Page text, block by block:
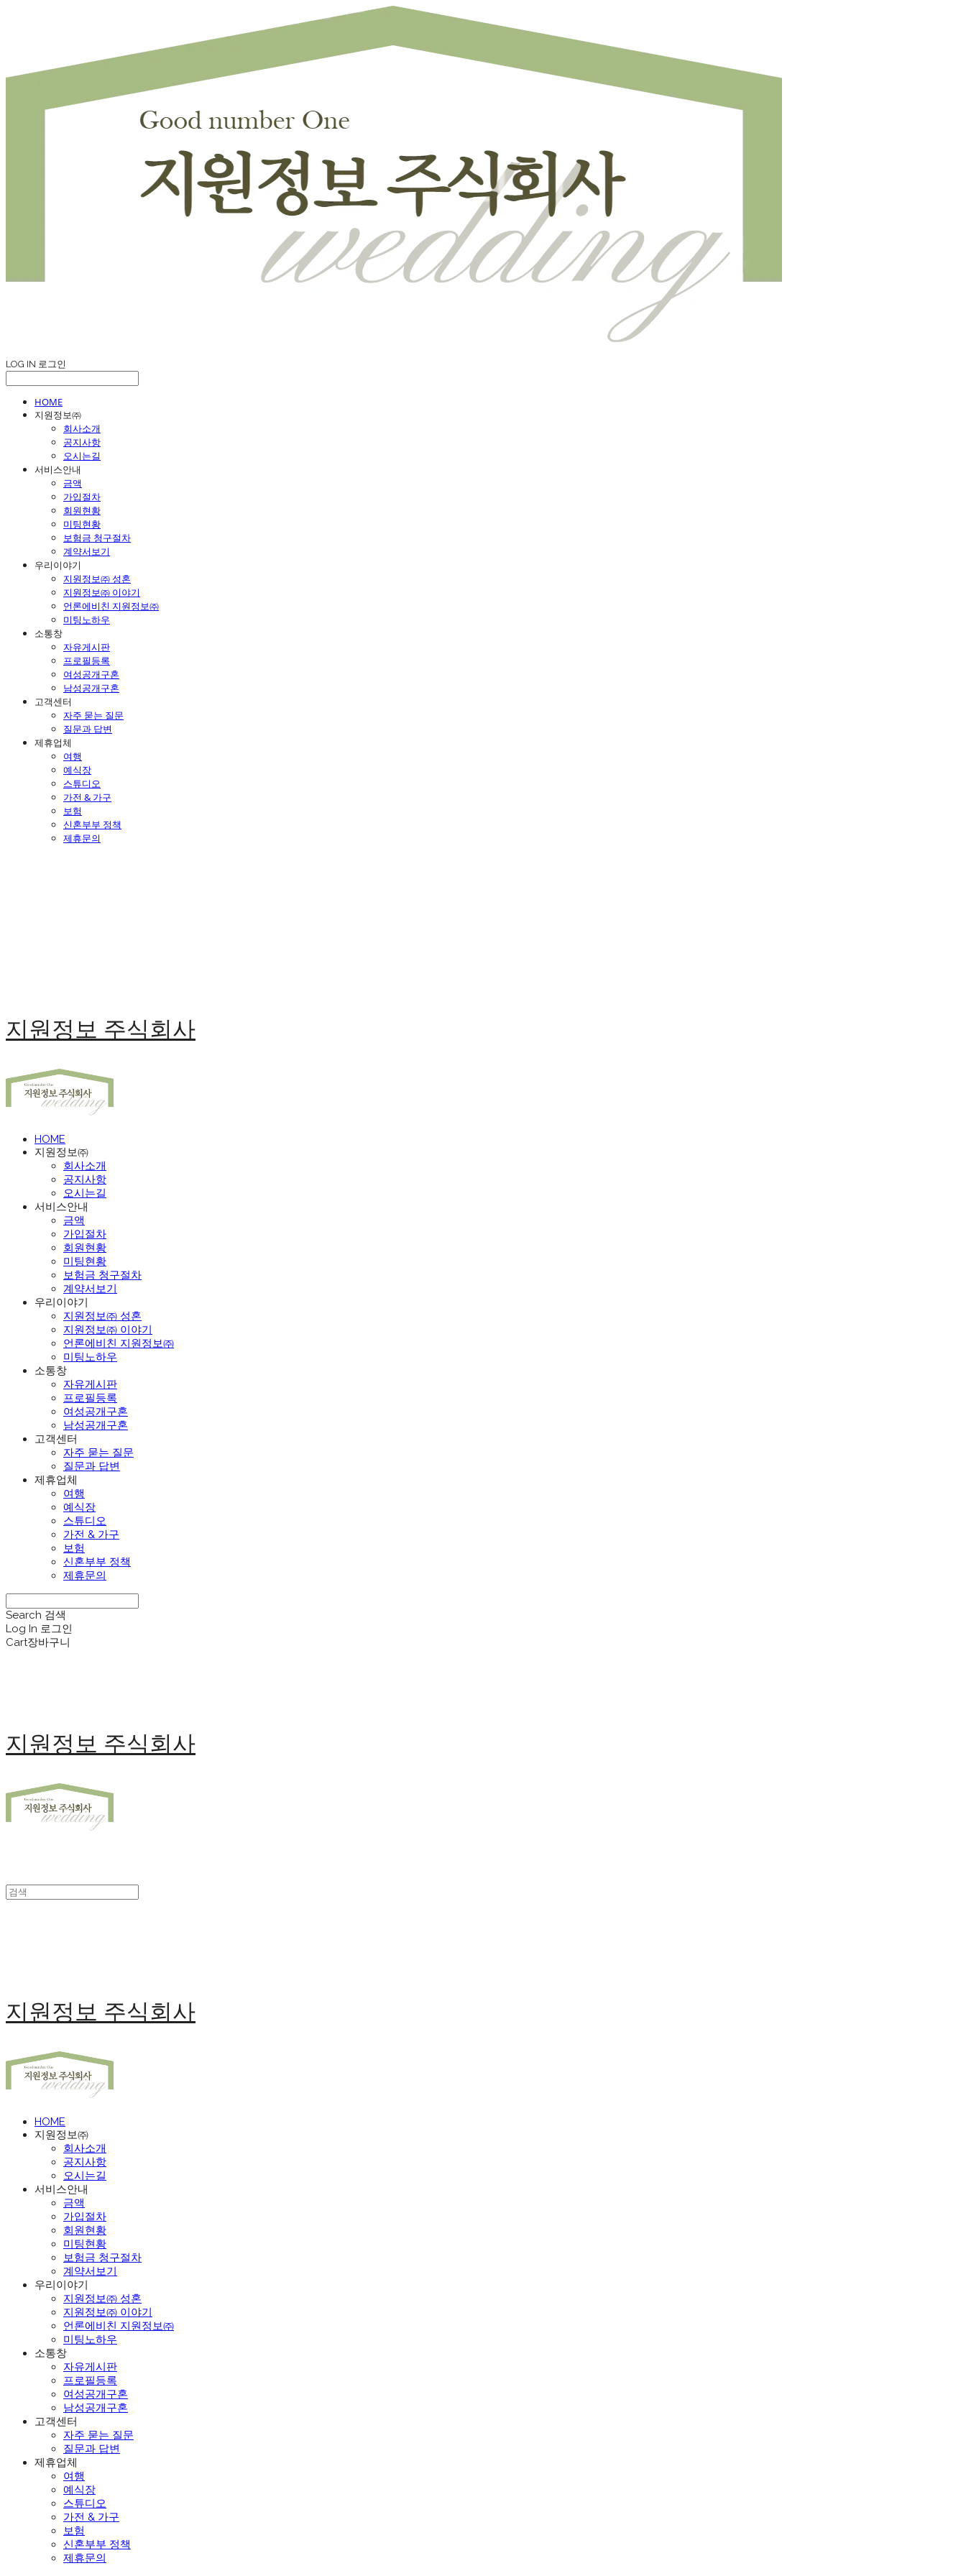
LOG IN 로그인
HOME
지원정보㈜
회사소개
공지사항
오시는길
서비스안내
금액
가입절차
회원현황
미팅현황
보험금 청구절차
계약서보기
우리이야기
지원정보㈜ 성혼
지원정보㈜ 이야기
언론에비친 지원정보㈜
미팅노하우
소통창
자유게시판
프로필등록
여성공개구혼
남성공개구혼
고객센터
자주 묻는 질문
질문과 답변
제휴업체
여행
예식장
스튜디오
가전 & 가구
보험
신혼부부 정책
제휴문의
지원정보 주식회사
HOME
지원정보㈜
회사소개
공지사항
오시는길
서비스안내
금액
가입절차
회원현황
미팅현황
보험금 청구절차
계약서보기
우리이야기
지원정보㈜ 성혼
지원정보㈜ 이야기
언론에비친 지원정보㈜
미팅노하우
소통창
자유게시판
프로필등록
여성공개구혼
남성공개구혼
고객센터
자주 묻는 질문
질문과 답변
제휴업체
여행
예식장
스튜디오
가전 & 가구
보험
신혼부부 정책
제휴문의
Search 검색
Log In 로그인
Cart장바구니
지원정보 주식회사
지원정보 주식회사
HOME
지원정보㈜
회사소개
공지사항
오시는길
서비스안내
금액
가입절차
회원현황
미팅현황
보험금 청구절차
계약서보기
우리이야기
지원정보㈜ 성혼
지원정보㈜ 이야기
언론에비친 지원정보㈜
미팅노하우
소통창
자유게시판
프로필등록
여성공개구혼
남성공개구혼
고객센터
자주 묻는 질문
질문과 답변
제휴업체
여행
예식장
스튜디오
가전 & 가구
보험
신혼부부 정책
제휴문의